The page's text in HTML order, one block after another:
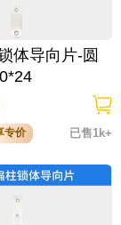
体导向片-圆
专价 已售1k+